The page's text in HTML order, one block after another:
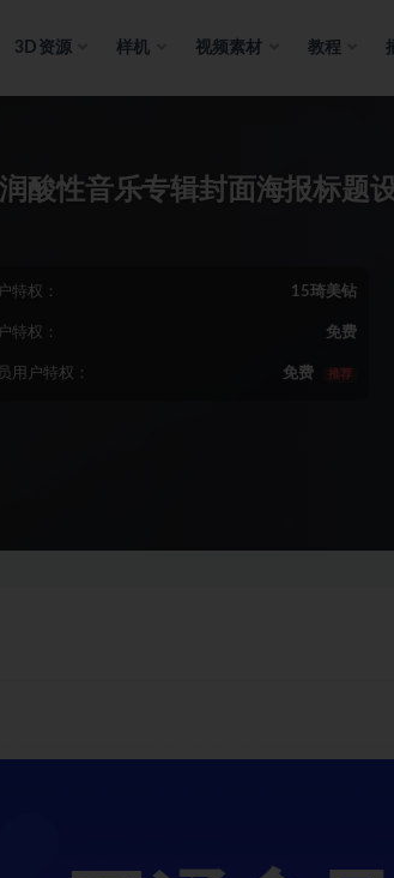
3D资源 样机 视频素材 教程
酸性音乐专辑封面海报标题
特权： 15琦美钻
特权： 免费
用户特权： 免费 推荐